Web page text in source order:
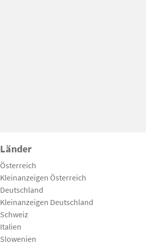
Länder
Österreich
Kleinanzeigen Österreich
Deutschland
Kleinanzeigen Deutschland
Schweiz
Italien
Slowenien